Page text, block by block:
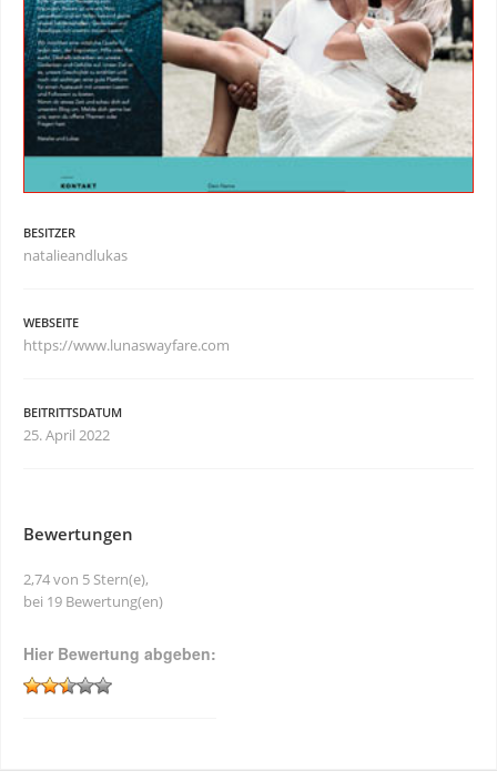
BESITZER
natalieandlukas
WEBSEITE
https://www.lunaswayfare.com
BEITRITTSDATUM
25. April 2022
Bewertungen
2,74 von 5 Stern(e),
bei 19 Bewertung(en)
Hier Bewertung abgeben: